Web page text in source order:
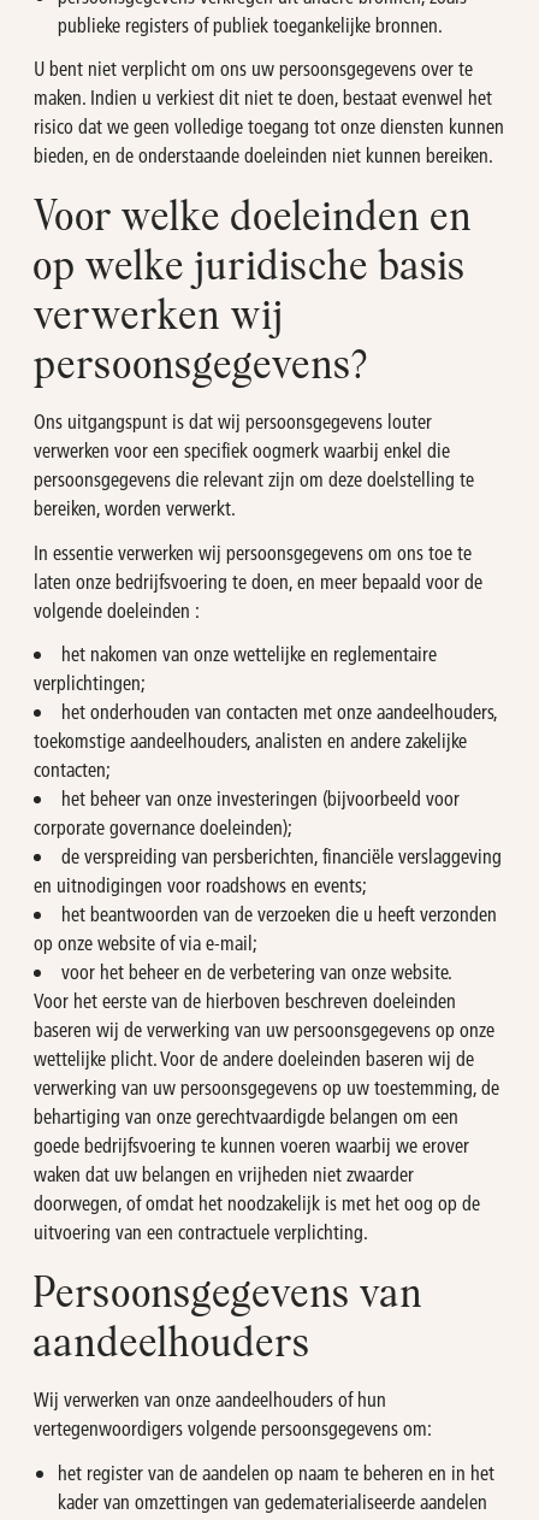
publieke registers of publiek toegankelijke bronnen.
U bent niet verplicht om ons uw persoonsgegevens over te
maken. Indien u verkiest dit niet te doen, bestaat evenwel het
risico dat we geen volledige toegang tot onze diensten kunnen
bieden, en de onderstaande doeleinden niet kunnen bereiken.
Voor welke doeleinden en
op welke juridische basis
verwerken wij
persoonsgegevens?
Ons uitgangspunt is dat wij persoonsgegevens louter
verwerken voor een specifiek oogmerk waarbij enkel die
persoonsgegevens die relevant zijn om deze doelstelling te
bereiken, worden verwerkt.
In essentie verwerken wij persoonsgegevens om ons toe te
laten onze bedrijfsvoering te doen, en meer bepaald voor de
volgende doeleinden :
het nakomen van onze wettelijke en reglementaire
verplichtingen;
het onderhouden van contacten met onze aandeelhouders,
toekomstige aandeelhouders, analisten en andere zakelijke
contacten;
het beheer van onze investeringen (bijvoorbeeld voor
corporate governance doeleinden);
de verspreiding van persberichten, financiële verslaggeving
en uitnodigingen voor roadshows en events;
het beantwoorden van de verzoeken die u heeft verzonden
op onze website of via e-mail;
voor het beheer en de verbetering van onze website.
Voor het eerste van de hierboven beschreven doeleinden
baseren wij de verwerking van uw persoonsgegevens op onze
wettelijke plicht. Voor de andere doeleinden baseren wij de
verwerking van uw persoonsgegevens op uw toestemming, de
behartiging van onze gerechtvaardigde belangen om een
goede bedrijfsvoering te kunnen voeren waarbij we erover
waken dat uw belangen en vrijheden niet zwaarder
doorwegen, of omdat het noodzakelijk is met het oog op de
uitvoering van een contractuele verplichting.
Persoonsgegevens van
aandeelhouders
Wij verwerken van onze aandeelhouders of hun
vertegenwoordigers volgende persoonsgegevens om:
het register van de aandelen op naam te beheren en in het
kader van omzettingen van gedematerialiseerde aandelen